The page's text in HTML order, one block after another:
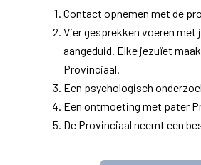
Contact opnemen met de
Vier gesprekken voeren
aangeduid. Elke jezuïet
Provinciaal.
Een psychologisch
Een ontmoeting met pater
De Provinciaal neemt een